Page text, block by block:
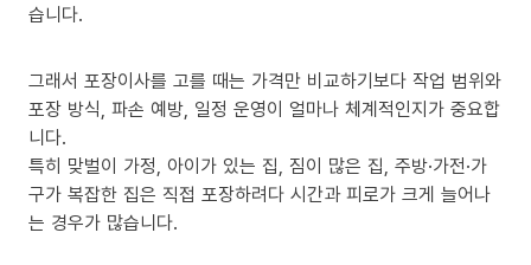
습니다.
그래서 포장이사를 고를 때는 가격만 비교하기보다 작업 범위와
포장 방식, 파손 예방, 일정 운영이 얼마나 체계적인지가 중요합
니다.
특히 맞벌이 가정, 아이가 있는 집, 짐이 많은 집, 주방·가전·가
구가 복잡한 집은 직접 포장하려다 시간과 피로가 크게 늘어나
는 경우가 많습니다.